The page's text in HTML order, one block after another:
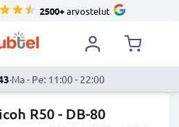
2500+arvostelut
·Ma - Pe: 11:00 - 22:00
R50 - DB-80